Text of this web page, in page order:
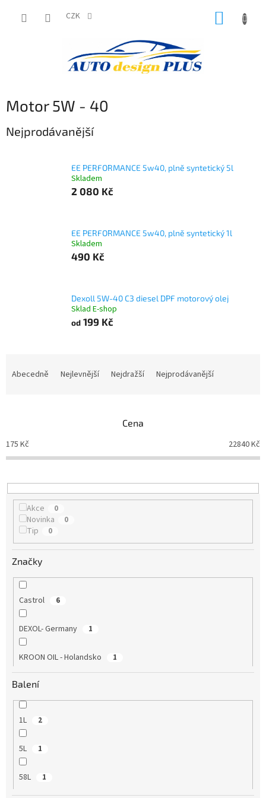
CZK
Motor 5W - 40
Nejprodávanější
EE PERFORMANCE 5w40, plně syntetický 5l
Skladem
2 080 Kč
EE PERFORMANCE 5w40, plně syntetický 1l
Skladem
490 Kč
Dexoll 5W-40 C3 diesel DPF motorový olej
Sklad E-shop
od 199 Kč
p
r
o
u
Abecedně Nejlevnější Nejdražší Nejprodávanější
Cena
175 Kč 22840Kč
Akce 0
Novinka 0
Tip 0
Značky
Castrol 6
DEXOL- Germany 1
KROON OIL - Holandsko 1
MANNOL (SCT - Germany)
MILLERS OILS
Mobil
Balení
1L 2
5L 1
58L 1